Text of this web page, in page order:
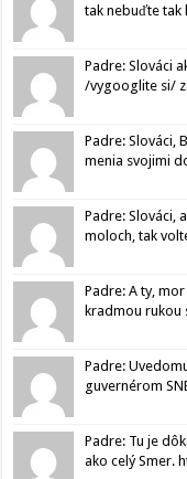
tak nebuďte tak
Padre: Slováci
/vygooglite si/
Padre: Slováci,
menia svojimi
Padre: Slováci,
moloch, tak
Padre: A ty,
kradmou rukou
Padre:
guvernérom
Padre: Tu je
ako celý Smer.